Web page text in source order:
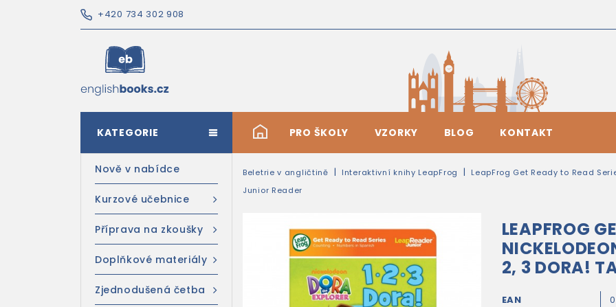
+420 734 302 908
# PRO ŠKOLY VZORKY BLOG KONTAKT
KATEGORIE
Nově v nabídce
Kurzové učebnice
Příprava na zkoušky
Doplňkové materiály
Zjednodušená četba
Beletrie v angličtině Interaktivní knihy LeapFrog
LeapFrog Get Ready to Read
Junior Reader
LEAPFROG
2, 3 DORA!
EAN